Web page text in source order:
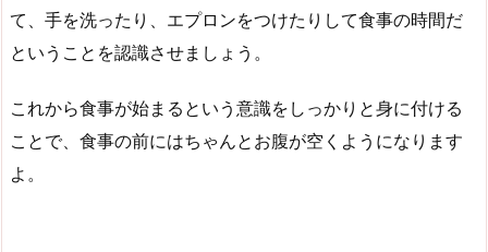
て、手を洗ったり、エプロンをつけたりして食事の時間だ
ということを認識させましょう。
これから食事が始まるという意識をしっかりと身に付ける
ことで、食事の前にはちゃんとお腹が空くようになります
よ。